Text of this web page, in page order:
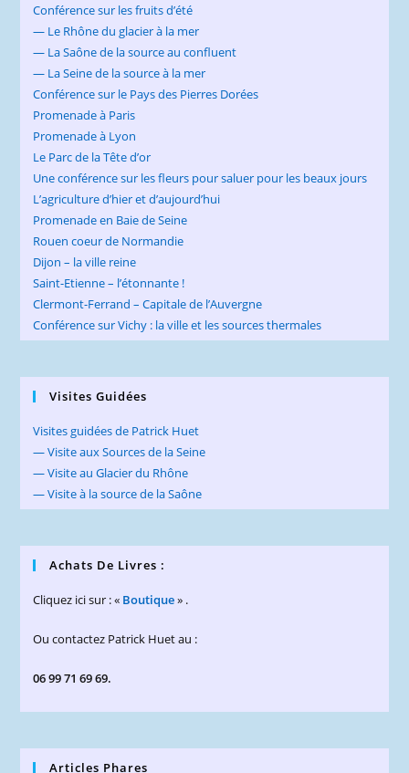
Conférence sur les fruits d’été
— Le Rhône du glacier à la mer
— La Saône de la source au confluent
— La Seine de la source à la mer
Conférence sur le Pays des Pierres Dorées
Promenade à Paris
Promenade à Lyon
Le Parc de la Tête d’or
Une conférence sur les fleurs pour saluer pour les beaux jours
L’agriculture d’hier et d’aujourd’hui
Promenade en Baie de Seine
Rouen coeur de Normandie
Dijon – la ville reine
Saint-Etienne – l’étonnante !
Clermont-Ferrand – Capitale de l’Auvergne
Conférence sur Vichy : la ville et les sources thermales
Visites Guidées
Visites guidées de Patrick Huet
— Visite aux Sources de la Seine
— Visite au Glacier du Rhône
— Visite à la source de la Saône
Achats De Livres :
Cliquez ici sur : « Boutique» .
Ou contactez Patrick Huet au :
06 99 71 69 69.
Articles Phares